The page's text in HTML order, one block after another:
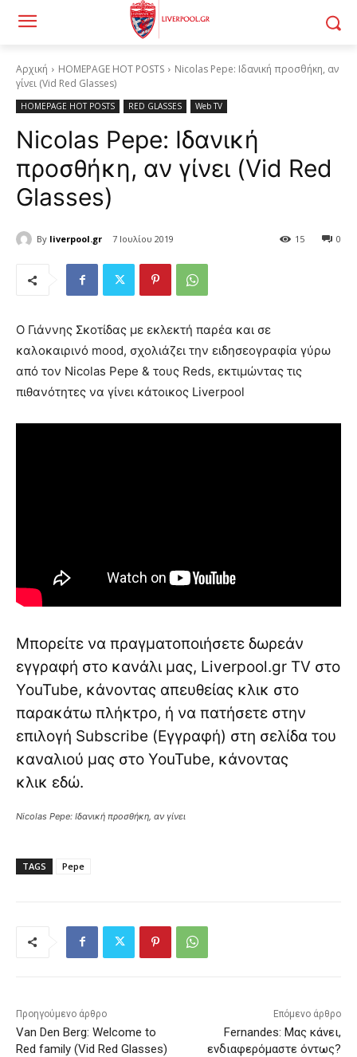
Αρχική HOMEPAGE HOT POSTS
Nicolas Pepe: Ιδανική προσθήκη, αν
γίνει (Vid Red Glasses)
HOMEPAGE HOT POSTS RED GLASSES Web TV
Nicolas Pepe: Ιδανική
προσθήκη, αν γίνει (Vid Red
Glasses)
By liverpool.gr 7 Ιουλίου 2019 0
15
Ο Γιάννης Σκοτίδας με εκλεκτή παρέα και σε
καλοκαιρινό mood, σχολιάζει την ειδησεογραφία γύρω
από τον Nicolas Pepe & τους Reds, εκτιμώντας τις
πιθανότητες να γίνει κάτοικος Liverpool
Μπορείτε να πραγματοποιήσετε δωρεάν
εγγραφή στο κανάλι μας, Liverpool.gr TV στο
YouTube, κάνοντας απευθείας κλικ στο
παρακάτω πλήκτρο, ή να πατήσετε στην
επιλογή Subscribe (Εγγραφή) στη σελίδα του
καναλιού μας στο YouTube, κάνοντας
κλικ εδώ.
Nicolas Pepe: Ιδανική προσθήκη, αν γίνει
TAGS Pepe
Προηγούμενο άρθρο
Van Den Berg: Welcome to
Red family (Vid Red Glasses)
Επόμενο άρθρο
Fernandes: Μας κάνει,
ενδιαφερόμαστε όντως?